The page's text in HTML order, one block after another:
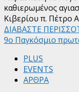
καθιερωμένος
Κιβερίου π. Πέτρο
ΔΙΑΒΑΣΤΕ
9ο Παγκόσμιο
PLUS
EVENTS
ΑΡΘΡΑ